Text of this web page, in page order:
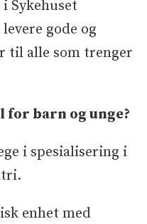
Sykehuset
gode og
til alle som trenger
barn og unge?
i spesialisering i
enhet med